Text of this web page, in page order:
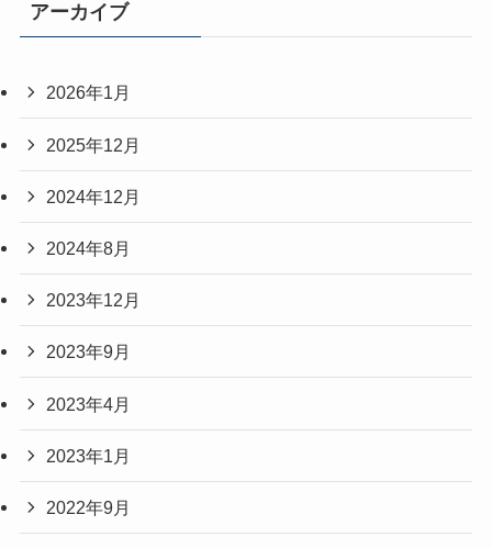
アーカイブ
2026年1月
2025年12月
2024年12月
2024年8月
2023年12月
2023年9月
2023年4月
2023年1月
2022年9月